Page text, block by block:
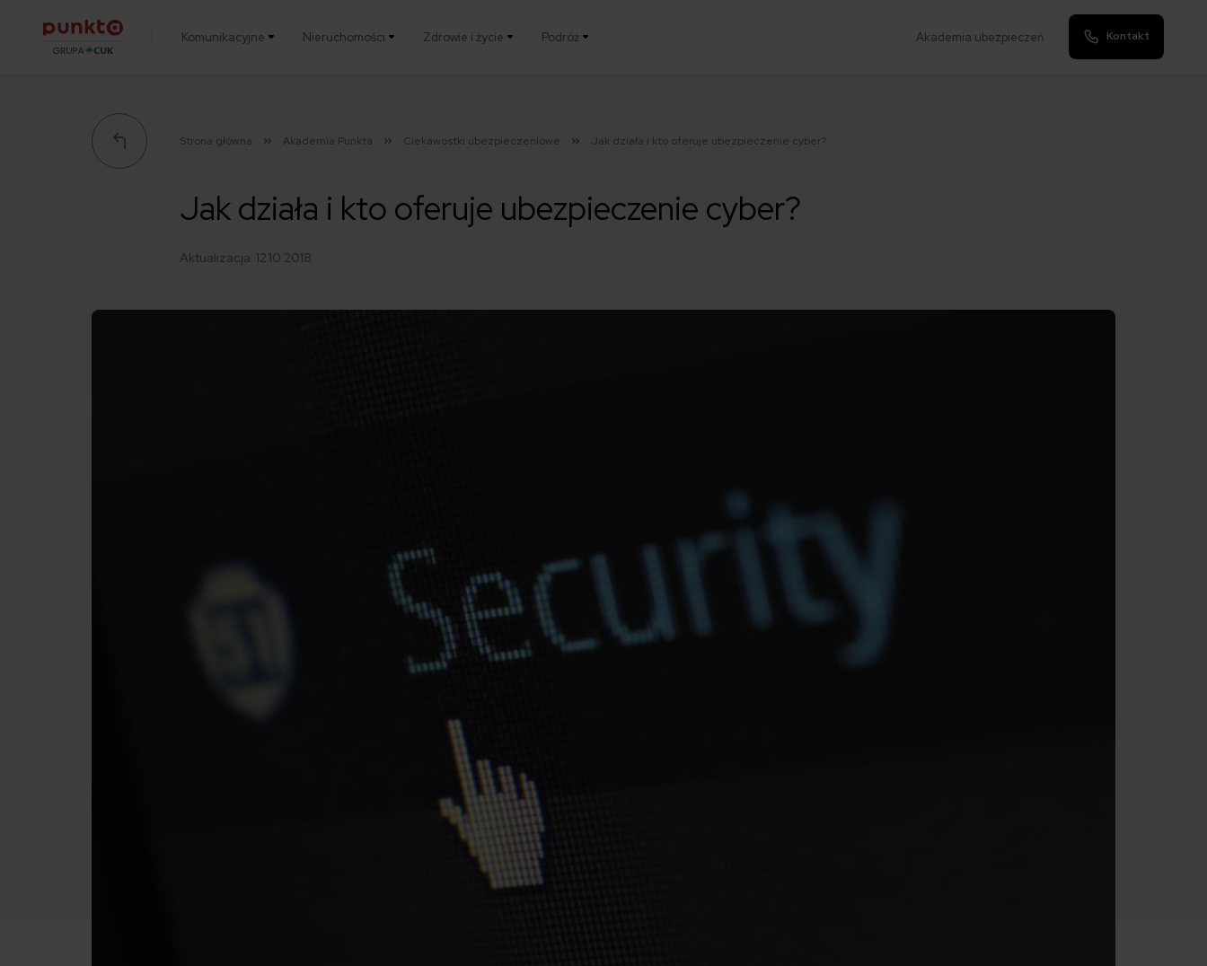
Komunikacyjne Nieruchomości Zdrowie i życie Podróż Akademia ubezpieczeń Kontakt
Strona główna Akademia Punkta Ciekawostki ubezpieczeniowe Jak działa i kto oferuje ubezpieczenie cyber?
Jak działa i kto oferuje ubezpieczenie cyber?
Aktualizacja: 12.10.2018